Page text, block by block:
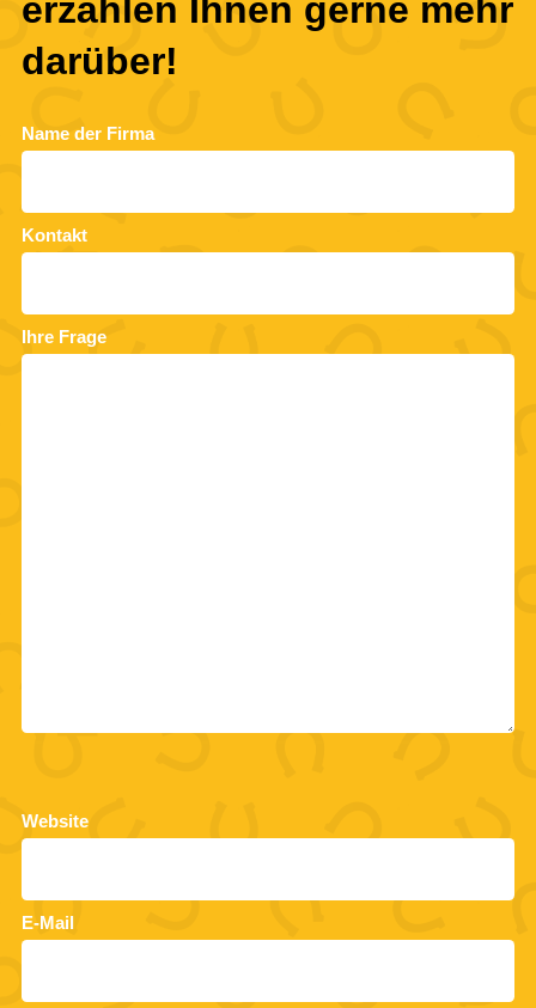
erzählen Ihnen gerne mehr
darüber!
Name der Firma
Kontakt
Ihre Frage
Website
E-Mail